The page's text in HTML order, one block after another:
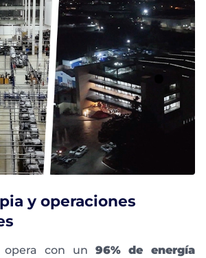
y operaciones
opera con un 96% de energía